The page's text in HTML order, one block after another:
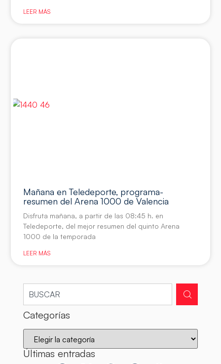
LEER MÁS
Mañana en Teledeporte, programa-
resumen del Arena 1000 de Valencia
Disfruta mañana, a partir de las 08:45 h. en
Teledeporte, del mejor resumen del quinto Arena
1000 de la temporada
LEER MÁS
Categorías
Últimas entradas